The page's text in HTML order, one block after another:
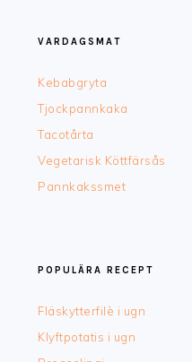
VARDAGSMAT
Kebabgryta
Tjockpannkaka
Tacotårta
Vegetarisk Köttfärsås
Pannkakssmet
POPULÄRA RECEPT
Fläskytterfilè i ugn
Klyftpotatis i ugn